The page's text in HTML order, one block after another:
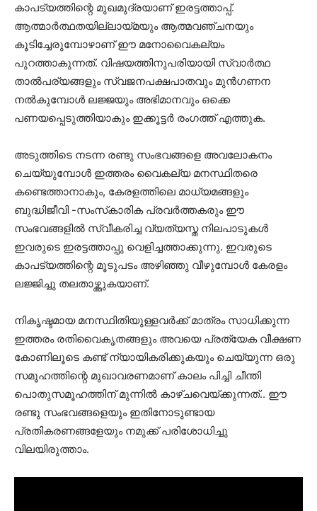
കാപട്യത്തിന്റെ മുഖമുദ്രയാണ് ഇരട്ടത്താപ്പ്.
ആത്മാര്‍ത്ഥതയില്ലായ്മയും ആത്മവഞ്ചനയും
കൂടിച്ചേരുമ്പോഴാണ് ഈ മനോവൈകല്യം
പുറത്താകുന്നത്. വിഷയത്തിനുപരിയായി സ്വാര്‍ത്ഥ
താല്‍പര്യങ്ങളും സ്വജനപക്ഷപാതവും മുന്‍ഗണന
നല്‍കുമ്പോള്‍ ലജ്ജയും അഭിമാനവും ഒക്കെ
പണയപ്പെടുത്തിയാകും ഇക്കൂട്ടര്‍ രംഗത്ത് എത്തുക.
അടുത്തിടെ നടന്ന രണ്ടു സംഭവങ്ങളെ അവലോകനം
ചെയ്യുമ്പോള്‍ ഇത്തരം വൈകല്യ മനസ്ഥിതരെ
കണ്ടെത്താനാകും, കേരളത്തിലെ മാധ്യമങ്ങളും
ബുദ്ധിജീവി -സംസ്‌കാരിക പ്രവര്‍ത്തകരും ഈ
സംഭവങ്ങളില്‍ സ്വീകരിച്ച വ്യത്യസ്ത നിലപാടുകള്‍
ഇവരുടെ ഇരട്ടത്താപ്പു വെളിച്ചത്താക്കുന്നു. ഇവരുടെ
കാപട്യത്തിന്റെ മൂടുപടം അഴിഞ്ഞു വീഴുമ്പോള്‍ കേരളം
ലജ്ജിച്ചു തലതാഴ്ത്തുകയാണ്.
നികൃഷ്ടമായ മനസ്ഥിതിയുള്ളവര്‍ക്ക് മാത്രം സാധിക്കുന്ന
ഇത്തരം രതിവൈകൃതങ്ങളും അവയെ പ്രത്യേക വീക്ഷണ
കോണിലൂടെ കണ്ട് ന്യായികരിക്കുകയും ചെയ്യുന്ന ഒരു
സമൂഹത്തിന്റെ മുഖാവരണമാണ് കാലം പിച്ചി ചീന്തി
പൊതുസമൂഹത്തിന് മുന്നില്‍ കാഴ്ചവെയ്ക്കുന്നത്.. ഈ
രണ്ടു സംഭവങ്ങളെയും ഇതിനോടുണ്ടായ
പ്രതികരണങ്ങളേയും നമുക്ക് പരിശോധിച്ചു
വിലയിരുത്താം.